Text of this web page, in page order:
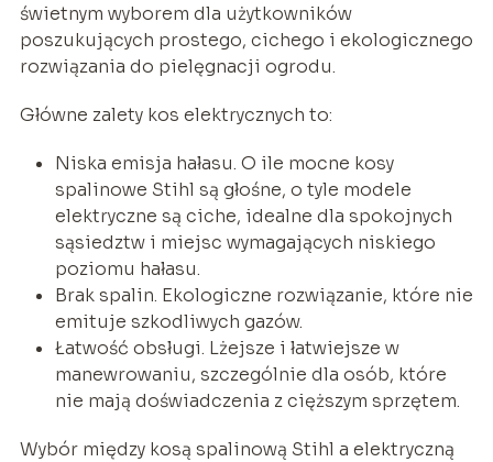
świetnym wyborem dla użytkowników
poszukujących prostego, cichego i ekologicznego
rozwiązania do pielęgnacji ogrodu.
Główne zalety kos elektrycznych to:
Niska emisja hałasu. O ile mocne kosy
spalinowe Stihl są głośne, o tyle modele
elektryczne są ciche, idealne dla spokojnych
sąsiedztw i miejsc wymagających niskiego
poziomu hałasu.
Brak spalin. Ekologiczne rozwiązanie, które nie
emituje szkodliwych gazów.
Łatwość obsługi. Lżejsze i łatwiejsze w
manewrowaniu, szczególnie dla osób, które
nie mają doświadczenia z cięższym sprzętem.
Wybór między kosą spalinową Stihl a elektryczną